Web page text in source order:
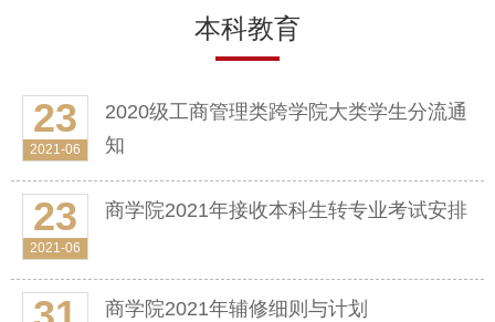
本科教育
23
2021-06
2020级工商管理类跨学院大类学生分流通
知
23
2021-06
商学院2021年接收本科生转专业考试安排
商学院2021年辅修细则与计划